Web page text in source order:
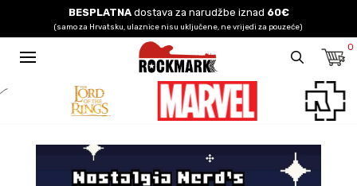
BESPLATNAdostava za narudžbe iznad 60€
(samo za Hrvatsku, ulaznice nisu uključene, ne vrijedi za pouzeće)
0